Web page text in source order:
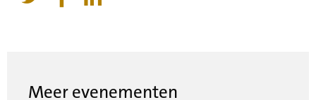
Meer evenementen